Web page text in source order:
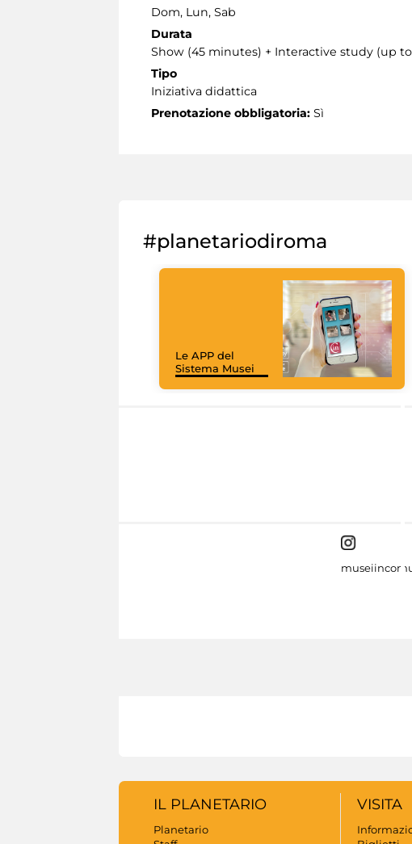
Dom, Lun, Sab
Durata
Show (45 minutes) + Interactive study (up
Tipo
Iniziativa didattica
Prenotazione obbligatoria: Sì
#planetariodiroma
Le APP del
Sistema Musei
IL PLANETARIO
Planetario
VISITA